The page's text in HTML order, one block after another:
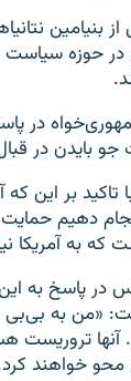
بنیامین
حوزه سیاست
در
جو بایدن در
تاکید بر این که
دهیم
که به آمریکا
در پاسخ به
به بی‌بی
تروریست
محو خواهند